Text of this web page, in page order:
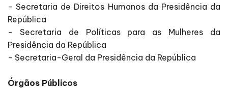
- Secretaria de Direitos Humanos da Presidência da
República
- Secretaria de Políticas para as Mulheres da
Presidência da República
- Secretaria-Geral da Presidência da República
Órgãos Públicos